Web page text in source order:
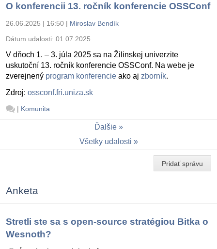
O konferencii 13. ročník konferencie OSSConf
26.06.2025 | 16:50 | Miroslav Bendík
Dátum udalosti: 01.07.2025
V dňoch 1. – 3. júla 2025 sa na Žilinskej univerzite
uskutoční 13. ročník konferencie OSSConf. Na webe je
zverejnený program konferencie ako aj zborník.
Zdroj: ossconf.fri.uniza.sk
| Komunita
Ďalšie
Všetky udalosti
Pridať správu
Anketa
Stretli ste sa s open-source stratégiou Bitka o
Wesnoth?